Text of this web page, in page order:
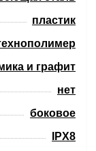
пластик
и графит
нет
боковое
IPX8